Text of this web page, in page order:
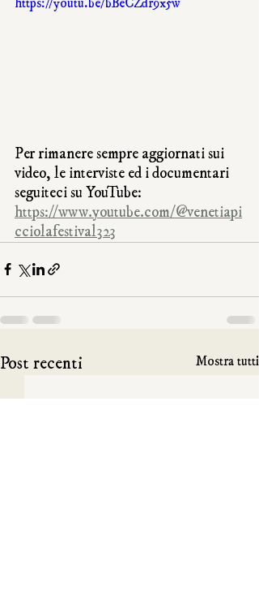
https://youtu.be/bBeCZdr9x5w
Per rimanere sempre aggiornati sui
video, le interviste ed i documentari
seguiteci su YouTube:
https://www.youtube.com/@venetiapi
cciolafestival323
Post recenti Mostra tutti